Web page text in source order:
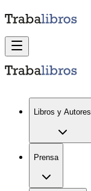
Libros y Autores
Prensa